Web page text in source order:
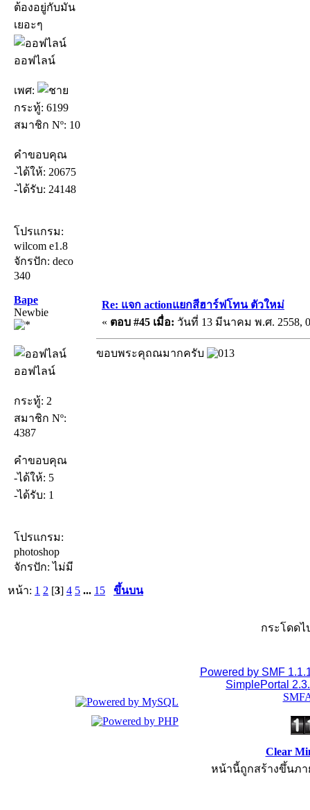
ต้องอยู่กับมัน
เยอะๆ
ออฟไลน์
เพศ:
กระทู้: 6199
สมาชิก Nº: 10
คำขอบคุณ
-ได้ให้: 20675
-ได้รับ: 24148
โปรแกรม:
wilcom e1.8
จักรปัก: deco
340
Bape
Newbie
ออฟไลน์
กระทู้: 2
สมาชิก Nº:
4387
คำขอบคุณ
-ได้ให้: 5
-ได้รับ: 1
โปรแกรม:
photoshop
จักรปัก: ไม่มี
Re: แจก actionแยกสีฮาร์ฟโทน ตัวใหม่
« ตอบ #45 เมื่อ: วันที่ 13 มีนาคม พ.ศ. 2558,
ขอบพระคุถณมากครับ
หน้า: 1 2 [3] 4 5 ... 15 ขึ้นบน
กระโดดไ
Powered by SMF
SimplePortal
Clear
หน้านี้ถูกสร้างขึ้นภา